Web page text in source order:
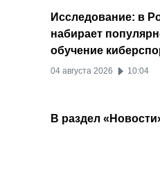
Исследование: в
набирает
обучение
04 августа 2026 10:04
В раздел